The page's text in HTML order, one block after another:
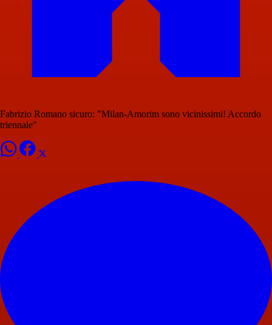
Fabrizio Romano sicuro: "Milan-Amorim sono vicinissimi! Accordo
triennale"